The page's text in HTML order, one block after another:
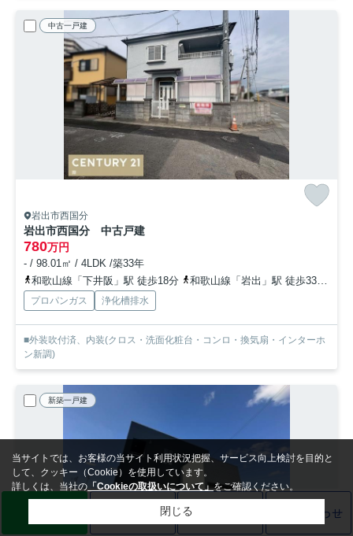
中古一戸建
岩出市西国分
岩出市西国分 中古戸建
780万円
- / 98.01㎡ / 4LDK /築33年
和歌山線「下井阪」駅 徒歩18分
和歌山線「岩出」駅 徒歩33分
プロパンガス 浄化槽排水
■外装吹付済、内装(クロス・洗面化粧台・コンロ・換気扇・インターホ
ン新調)
新築一戸建
お問い合わせ
当サイトでは、お客様の当サイト利用状況把握、サービス向上検討を目的と
して、クッキー（Cookie）を使用しています。
詳しくは、当社の 「Cookieの取扱いについて」をご確認ください。
閉じる